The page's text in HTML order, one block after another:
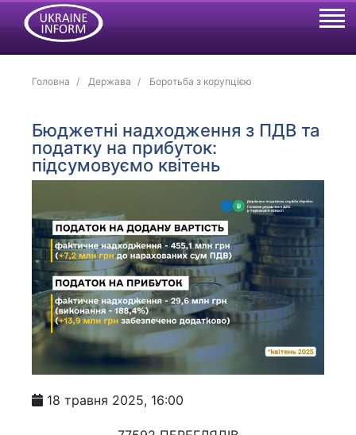
Головна Держава Боротьба з корупцією
Бюджетні надходження з ПДВ та
податку на прибуток:
підсумовуємо квітень
18 травня 2025, 16:00